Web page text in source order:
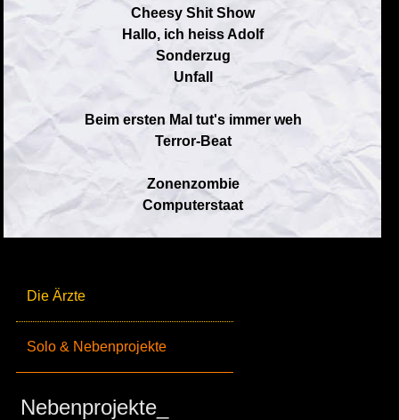
Die Ärzte
Solo & Nebenprojekte
Nebenprojekte_
Cheesy Shit Show
Hallo, ich heiss Adolf
Sonderzug
Unfall
Beim ersten Mal tut's immer weh
Terror-Beat
Zonenzombie
Computerstaat